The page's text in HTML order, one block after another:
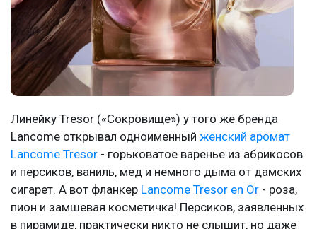
Линейку Tresor («Сокровище») у того же бренда
Lancome открывал одноименный женский аромат
Lancome Tresor - горьковатое варенье из абрикосов
и персиков, ваниль, мед и немного дыма от дамских
сигарет. А вот фланкер Lancome Tresor en Or - роза,
пион и замшевая косметичка! Персиков, заявленных
в пирамиде, практически никто не слышит, но даже